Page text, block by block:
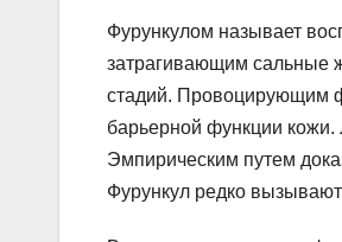
Фурункулом называет
затрагивающим сальные
стадий. Провоцирующим
барьерной функции
Эмпирическим путем
Фурункул редко